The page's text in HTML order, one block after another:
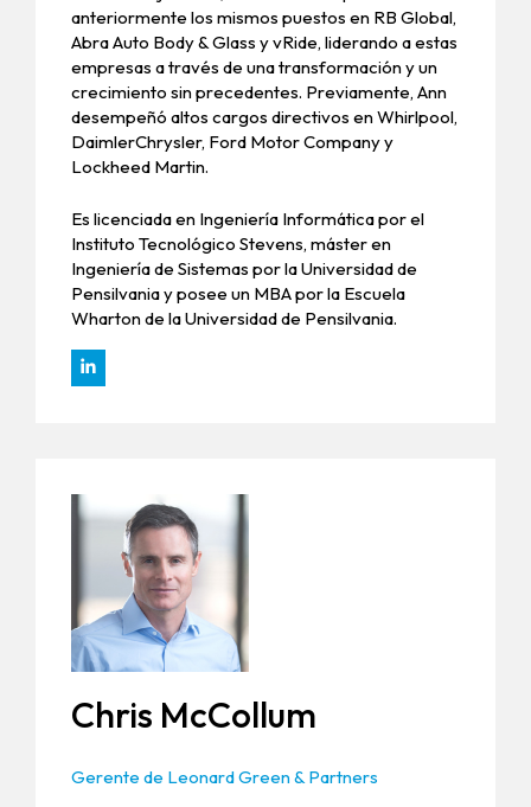
anteriormente los mismos puestos en RB Global,
Abra Auto Body & Glass y vRide, liderando a estas
empresas a través de una transformación y un
crecimiento sin precedentes. Previamente, Ann
desempeñó altos cargos directivos en Whirlpool,
DaimlerChrysler, Ford Motor Company y
Lockheed Martin.
Es licenciada en Ingeniería Informática por el
Instituto Tecnológico Stevens, máster en
Ingeniería de Sistemas por la Universidad de
Pensilvania y posee un MBA por la Escuela
Wharton de la Universidad de Pensilvania.
Chris McCollum
Gerente de Leonard Green & Partners